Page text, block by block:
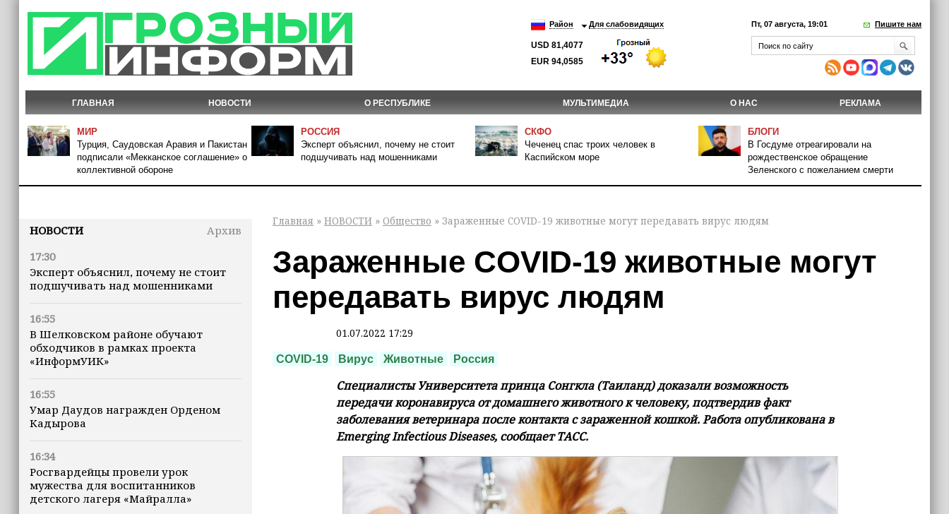
Район Для слабовидящих
USD 81,4077
EUR 94,0585
Пт, 07 августа, 19:01 Пишите нам
ГЛАВНАЯ НОВОСТИ О РЕСПУБЛИКЕ МУЛЬТИМЕДИА О НАС РЕКЛАМА
МИР
Турция, Саудовская Аравия и Пакистан
подписали «Мекканское соглашение» о
коллективной обороне
РОССИЯ
Эксперт объяснил, почему не стоит
подшучивать над мошенниками
СКФО
Чеченец спас троих человек в
Каспийском море
БЛОГИ
В Госдуме отреагировали на
рождественское обращение
Зеленского с пожеланием смерти
НОВОСТИ
Архив
17:30
Эксперт объяснил, почему не стоит
подшучивать над мошенниками
16:55
В Шелковском районе обучают
обходчиков в рамках проекта
«ИнформУИК»
16:55
Умар Даудов награжден Орденом
Кадырова
16:34
Росгвардейцы провели урок
мужества для воспитанников
детского лагеря «Майралла»
Главная » НОВОСТИ » Общество » Зараженные COVID-19 животные могут передавать вирус людям
Зараженные COVID-19 животные могут
передавать вирус людям
01.07.2022 17:29
COVID-19 Вирус Животные Россия
Специалисты Университета принца Сонгкла (Таиланд) доказали возможность
передачи коронавируса от домашнего животного к человеку, подтвердив факт
заболевания ветеринара после контакта с зараженной кошкой. Работа опубликована в
Emerging Infectious Diseases, сообщает ТАСС.